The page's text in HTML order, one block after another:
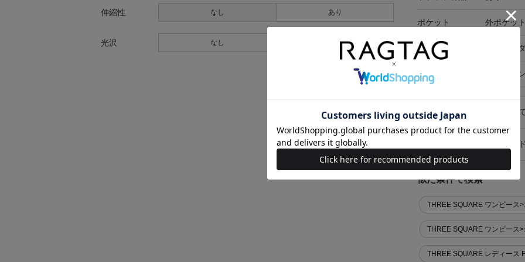
伸縮性 なし あり
光沢 なし あり
ポケット 外ポケッ
付属品 サスペン
在庫店舗 オンライ
キャンセル・返品につい
お買い物時のご利用ガイ
似た条件で検索
THREE SQUARE ワンピース
THREE SQUARE ワンピース
THREE SQUARE レディース F